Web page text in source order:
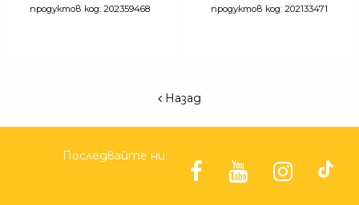
продуктов код: 202359468 продуктов код: 202133471
Назад
Последвайте ни